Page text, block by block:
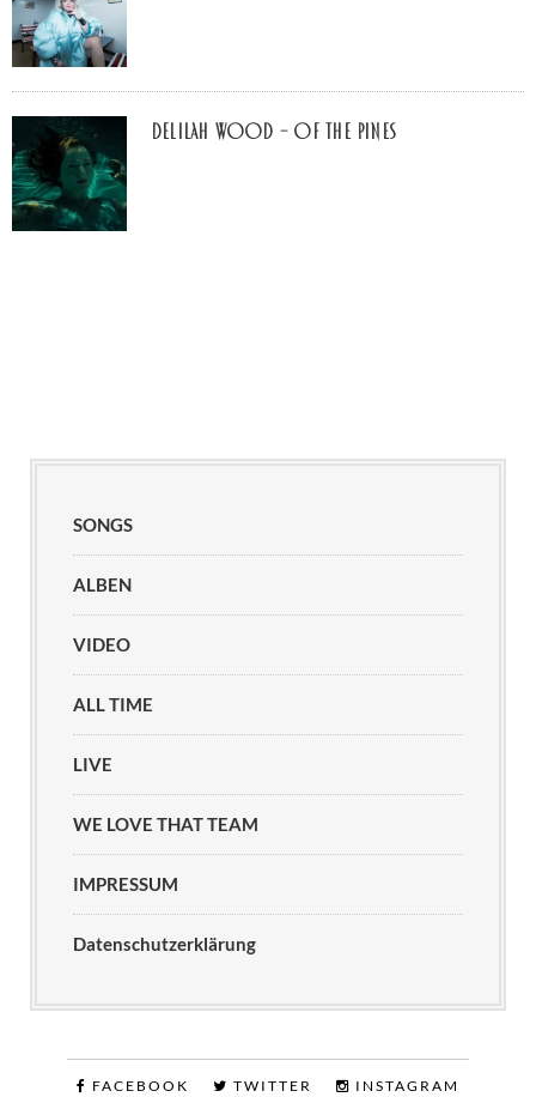
Delilah Wood – of the pines
SONGS
ALBEN
VIDEO
ALL TIME
LIVE
WE LOVE THAT TEAM
IMPRESSUM
Datenschutzerklärung
FACEBOOK TWITTER INSTAGRAM